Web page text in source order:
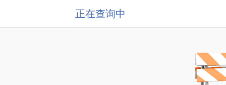
正在查询中